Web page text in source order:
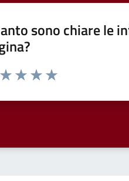
sono chiare le
da 1 a 5 stelle la pagina